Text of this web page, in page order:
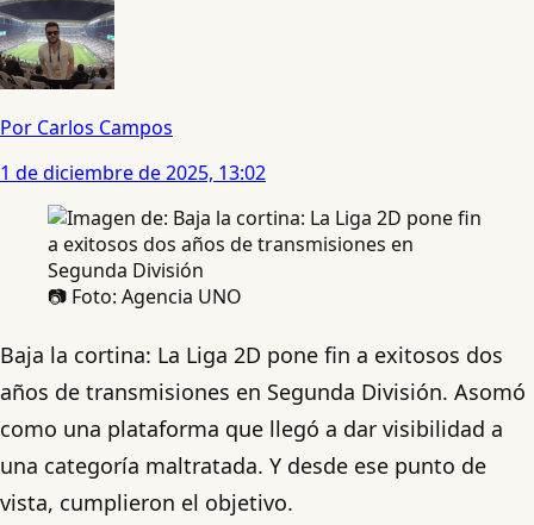
Por Carlos Campos
1 de diciembre de 2025, 13:02
📷 Foto: Agencia UNO
Baja la cortina: La Liga 2D pone fin a exitosos dos
años de transmisiones en Segunda División. Asomó
como una plataforma que llegó a dar visibilidad a
una categoría maltratada. Y desde ese punto de
vista, cumplieron el objetivo.